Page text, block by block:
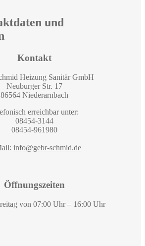
und
Kontakt
Heizung Sanitär GmbH
Neuburger Str. 17
86564 Niederarnbach
erreichbar unter:
08454-3144
08454-961980
info@gebr-schmid.de
Öffnungszeiten
von 07:00 Uhr – 16:00 Uhr